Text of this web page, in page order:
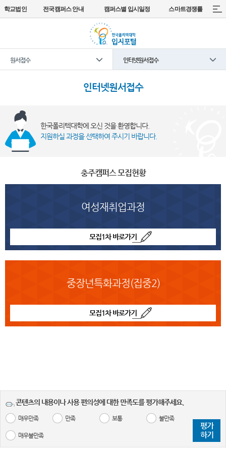
학교법인 전국캠퍼스 안내 캠퍼스별 입시일정 스마트경쟁률
원서접수 인터넷원서접수
인터넷원서접수
한국폴리텍대학에 오신 것을 환영합니다.
지원하실 과정을 선택하여 주시기 바랍니다.
충주캠퍼스 모집현황
여성재취업과정
모집1차 바로가기
중장년특화과정(집중2)
모집1차 바로가기
콘텐츠의 내용이나 사용 편의성에 대한 만족도를 평가해주세요.
매우만족 만족 보통 불만족
매우불만족
평가
하기